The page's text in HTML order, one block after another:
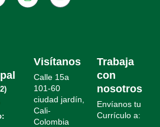
Visítanos
Calle 15a
101-60
ciudad jardín,
Cali-
Colombia
Trabaja
con
nosotros
Envíanos tu
Currículo a: